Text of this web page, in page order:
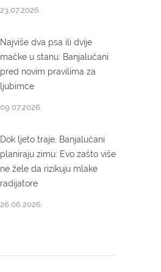
23.07.2026.
Najviše dva psa ili dvije
mačke u stanu: Banjalučani
pred novim pravilima za
ljubimce
09.07.2026.
Dok ljeto traje, Banjalučani
planiraju zimu: Evo zašto više
ne žele da rizikuju mlake
radijatore
26.06.2026.